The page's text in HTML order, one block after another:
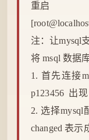
重启
注：让mysql
将 msql数据
1. 首先连接
p123456 出
2. 选择mysql
changed 表示